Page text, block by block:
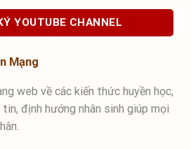
YOUTUBE CHANNEL
Mạng
web về các kiến thức huyền học,
định hướng nhân sinh giúp mọi